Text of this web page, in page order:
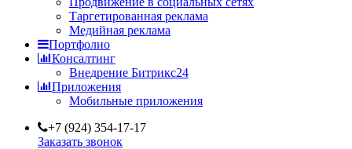
Таргетированная реклама
Медийная реклама
Портфолио
Консалтинг
Внедрение Битрикс24
Приложения
Мобильные приложения
+7 (924) 354-17-17
Заказать звонок